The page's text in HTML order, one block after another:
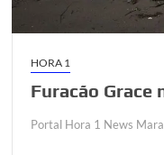
HORA 1
Furacão Grace
Portal Hora 1 News